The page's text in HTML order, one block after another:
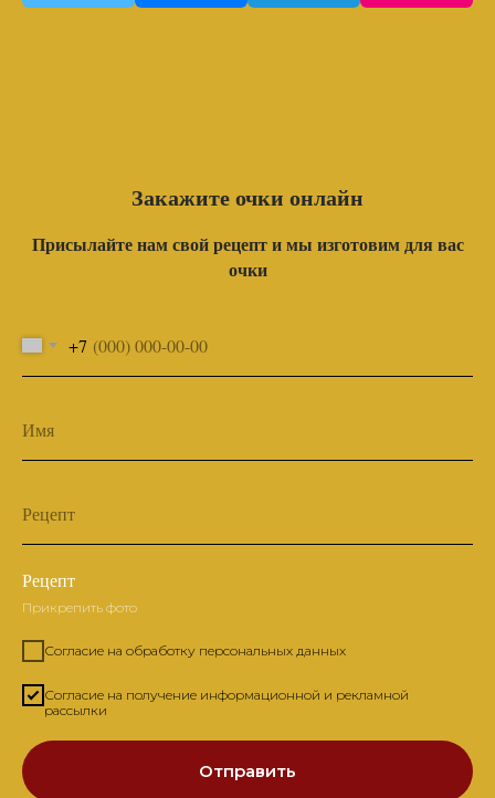
Закажите очки онлайн
Присылайте нам свой рецепт и мы изготовим для вас
очки
+7
Имя
Рецепт
Рецепт
Прикрепить фото
Согласие на обработку персональных данных
Согласие на получение информационной и рекламной
рассылки
Отправить